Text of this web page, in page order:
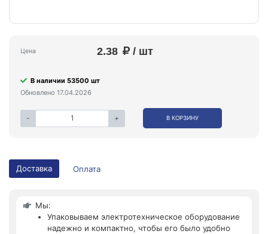
Цена 2.38 / шт
В наличии 53500 шт
Обновлено 17.04.2026
- + В КОРЗИНУ
Доставка Оплата
Мы:
Упаковываем электротехническое оборудование
надежно и компактно, чтобы его было удобно